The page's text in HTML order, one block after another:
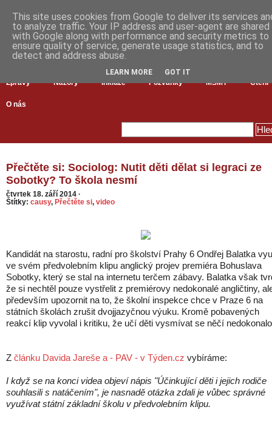
Zprávy Názory Inkluze Pozvánky MŠMT Čtení
O nás
Přečtěte si: Sociolog: Nutit děti dělat si legraci ze
Sobotky? To škola nesmí
čtvrtek 18. září 2014 ·
Štítky: causy, Přečtěte si, video
Kandidát na starostu, radní pro školství Prahy 6 Ondřej Balatka
ve svém předvolebním klipu anglický projev premiéra Bohuslava
Sobotky, který se stal na internetu terčem zábavy. Balatka však
že si nechtěl pouze vystřelit z premiérovy nedokonalé angličtiny,
především upozornit na to, že školní inspekce chce v Praze 6 na
státních školách zrušit dvojjazyčnou výuku. Kromě pobavených
reakcí klip vyvolal i kritiku, že učí děti vysmívat se něčí
Z článku Davida Jareše a - PAV - v Týden.cz vybíráme:
I když se na konci videa objeví nápis "Účinkující děti i jejich rodiče
souhlasili s natáčením", je nasnadě otázka zdali je vůbec správné
využívat státní základní školu v předvolebním klipu.
This site uses cookies from Google to deliver its services
to analyze traffic. Your IP address and user-agent are shared
with Google along with performance and security metrics to
ensure quality of service, generate usage statistics, and to
detect and address abuse.
LEARN MORE GOT IT